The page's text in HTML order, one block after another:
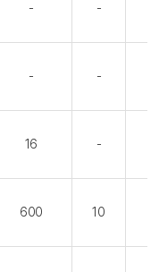
- -
- -
16 -
600 10